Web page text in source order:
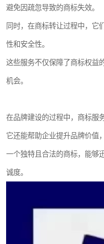
避免因疏忽导致的商标失效。
同时，在商标转让过程中，它
性和安全性。
这些服务不仅保障了商标权益
机会。
在品牌建设的过程中，商标服
它还能帮助企业提升品牌价值
一个独特且合法的商标，能够
诚度。